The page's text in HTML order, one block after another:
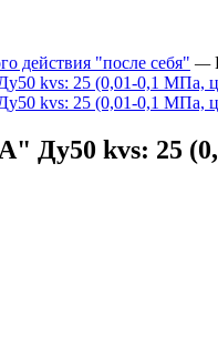
действия "после себя" —
Ду50 kvs: 25